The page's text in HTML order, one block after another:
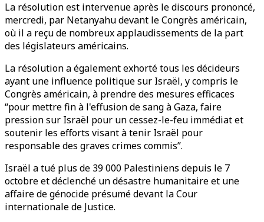
La résolution est intervenue après le discours prononcé,
mercredi, par Netanyahu devant le Congrès américain,
où il a reçu de nombreux applaudissements de la part
des législateurs américains.
La résolution a également exhorté tous les décideurs
ayant une influence politique sur Israël, y compris le
Congrès américain, à prendre des mesures efficaces
“pour mettre fin à l'effusion de sang à Gaza, faire
pression sur Israël pour un cessez-le-feu immédiat et
soutenir les efforts visant à tenir Israël pour
responsable des graves crimes commis”.
Israël a tué plus de 39 000 Palestiniens depuis le 7
octobre et déclenché un désastre humanitaire et une
affaire de génocide présumé devant la Cour
internationale de Justice.